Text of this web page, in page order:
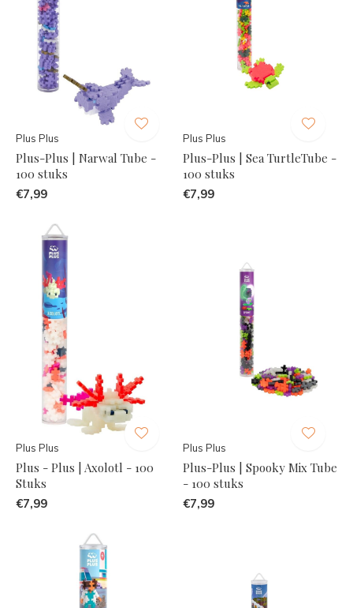
Plus Plus
Plus-Plus | Narwal Tube -
100 stuks
€7,99
Plus Plus
Plus-Plus | Sea TurtleTube -
100 stuks
€7,99
Plus Plus
Plus - Plus | Axolotl - 100
Stuks
€7,99
Plus Plus
Plus-Plus | Spooky Mix Tube
- 100 stuks
€7,99